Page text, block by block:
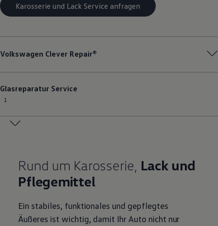
Karosserie und Lack Service anfragen
Volkswagen Clever Repair®
Glasreparatur Service
1
Rund um Karosserie, Lack und
Pflegemittel
Ein stabiles, funktionales und gepflegtes
Äußeres ist wichtig, damit Ihr Auto nicht nur